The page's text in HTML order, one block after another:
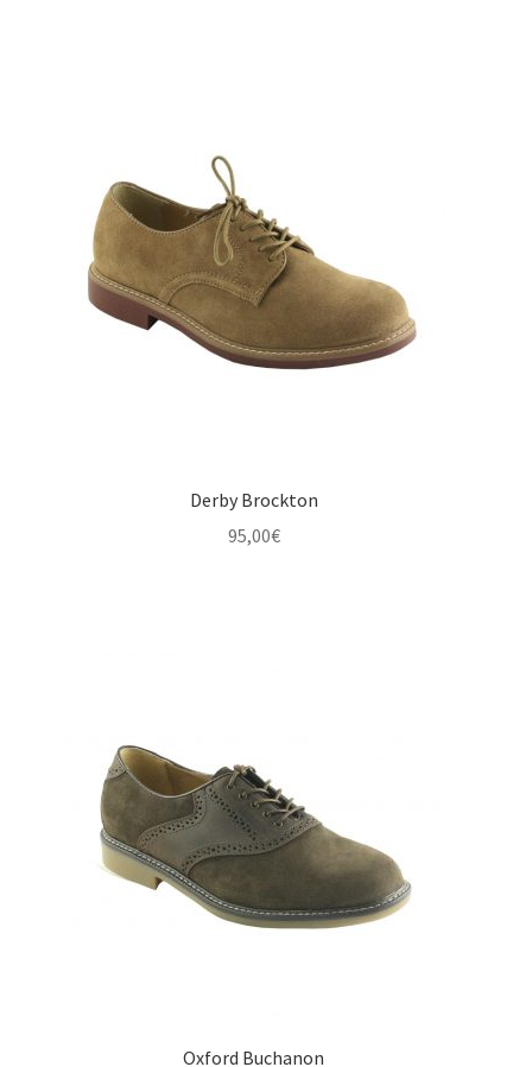
Derby Brockton
95,00€
Oxford Buchanon